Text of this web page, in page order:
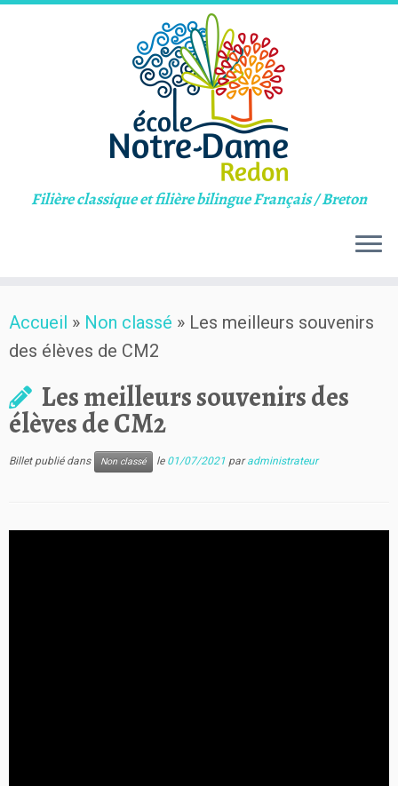
to
content
Filière classique et filière bilingue Français / Breton
Accueil » Non classé » Les meilleurs souvenirs
des élèves de CM2
Les meilleurs souvenirs des
élèves de CM2
Billet publié dans Non classé le 01/07/2021 paradministrateur